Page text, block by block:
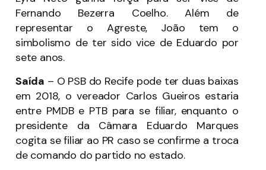
Fernando Bezerra Coelho. Além de
representar o Agreste, João tem o
simbolismo de ter sido vice de Eduardo por
sete anos.
Saída – O PSB do Recife pode ter duas baixas
em 2018, o vereador Carlos Gueiros estaria
entre PMDB e PTB para se filiar, enquanto o
presidente da Câmara Eduardo Marques
cogita se filiar ao PR caso se confirme a troca
de comando do partido no estado.